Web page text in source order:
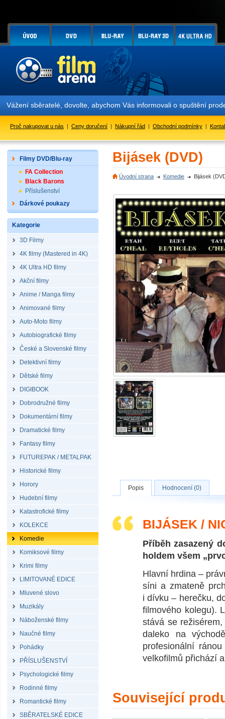
Vážení sběratelé, dovolte, abychom Vás informovali o spuštění
Proč nakupovat u nás | Ceny doručení | Nákupní řád | Obchodní podmínky |
Filmy DVD/Blu-ray
FA Collection
Black Barons
Příslušenství
Dárkové poukazy
Kategorie
3D Filmy
4K filmy (Mastered in 4K)
4K Ultra HD filmy
Akční filmy
Anime / Manga filmy
Animované filmy
Auto-Moto filmy
Autobiografické filmy
České a Slovenské filmy
Detektivní filmy
Dětské filmy
DIGIBOOK
Dobrodružné filmy
Dokumentární filmy
Dramatické filmy
Fantasy filmy
FUTUREPAK / METALPAK
Historické filmy
Horory
Hudební filmy
Katastrofické filmy
KOLEKCE
Komedie
Komiksové filmy
Krimi filmy
LIMITOVANÉ EDICE
Mluvené slovo
Muzikály
Náboženské filmy
Naučné filmy
Pohádky
PŘÍSLUŠENSTVÍ
Psychologické filmy
Rodinné filmy
Romantické filmy
SBĚRATELSKÉ EDICE
Bijásek (DVD)
Úvodní strana Komedie Bijásek
Popis Hodnocení (0)
BIJÁSEK /
Příběh zasazený
holdem všem
Hlavní hrdina –
síni a zmateně
i dívku – herečku,
filmového kolegu).
stává se
daleko na
profesionální
velkofilmů přichází
Související